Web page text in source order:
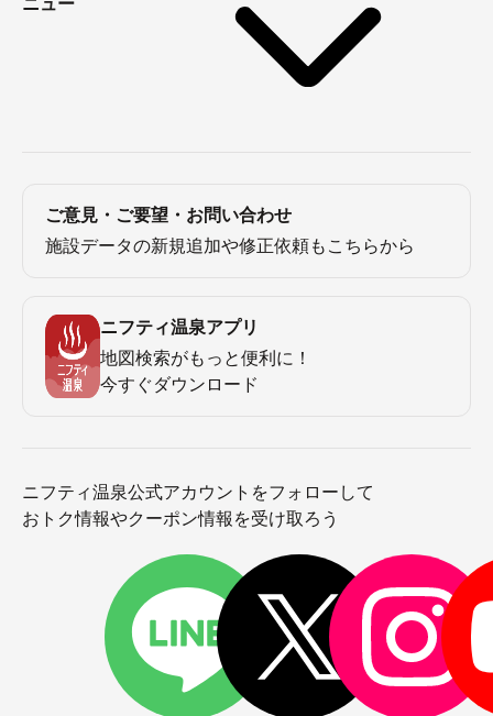
ニュー
ご意見・ご要望・お問い合わせ
施設データの新規追加や修正依頼もこちらから
ニフティ温泉アプリ
地図検索がもっと便利に！
今すぐダウンロード
ニフティ温泉公式アカウントをフォローして
おトク情報やクーポン情報を受け取ろう